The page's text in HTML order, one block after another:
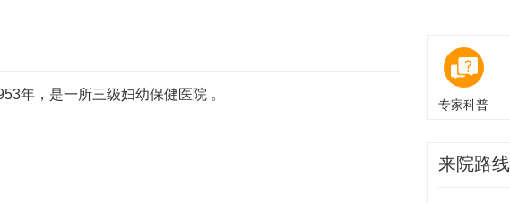
年，是一所三级妇幼保健医院 。
专家科普
来院路线